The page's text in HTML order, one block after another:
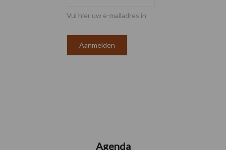
Vul hier uw e-mailadres in
Agenda